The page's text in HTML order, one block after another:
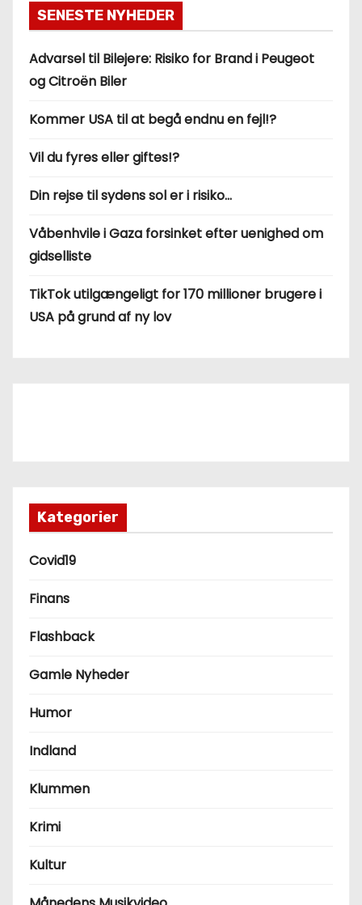
SENESTE NYHEDER
Advarsel til Bilejere: Risiko for Brand i Peugeot
og Citroën Biler
Kommer USA til at begå endnu en fejl!?
Vil du fyres eller giftes!?
Din rejse til sydens sol er i risiko…
Våbenhvile i Gaza forsinket efter uenighed om
gidselliste
TikTok utilgængeligt for 170 millioner brugere i
USA på grund af ny lov
Kategorier
Covid19
Finans
Flashback
Gamle Nyheder
Humor
Indland
Klummen
Krimi
Kultur